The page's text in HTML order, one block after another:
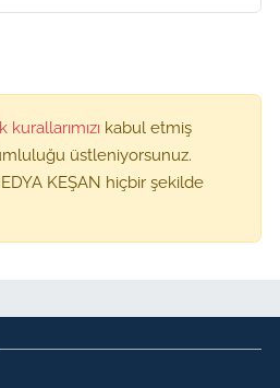
kabul etmiş
üstleniyorsunuz.
KEŞAN hiçbir şekilde